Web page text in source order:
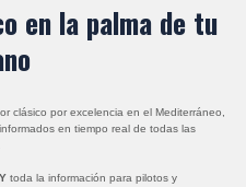
en la palma de tu
clásico por excelencia en el Mediterráneo,
en tiempo real de todas las
toda la información para pilotos y